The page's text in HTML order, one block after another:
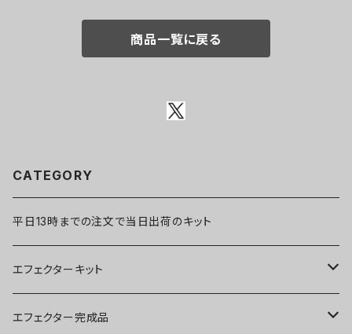
商品一覧に戻る
CATEGORY
平日13時までの注文で当日出荷のキット
エフェクターキット
ブースター
エフェクター完成品